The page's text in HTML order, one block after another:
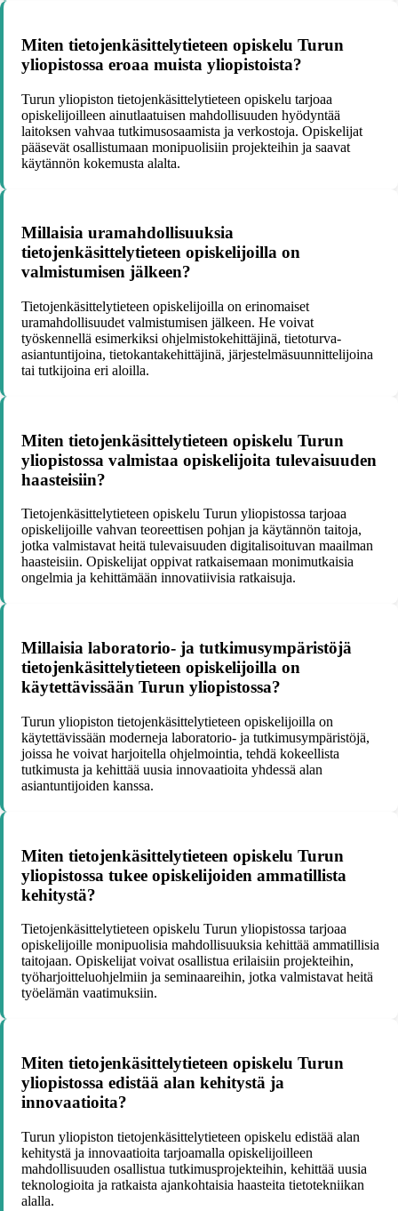
Miten tietojenkäsittelytieteen opiskelu Turun
yliopistossa eroaa muista yliopistoista?
Turun yliopiston tietojenkäsittelytieteen opiskelu tarjoaa
opiskelijoilleen ainutlaatuisen mahdollisuuden hyödyntää
laitoksen vahvaa tutkimusosaamista ja verkostoja. Opiskelijat
pääsevät osallistumaan monipuolisiin projekteihin ja saavat
käytännön kokemusta alalta.
Millaisia uramahdollisuuksia
tietojenkäsittelytieteen opiskelijoilla on
valmistumisen jälkeen?
Tietojenkäsittelytieteen opiskelijoilla on erinomaiset
uramahdollisuudet valmistumisen jälkeen. He voivat
työskennellä esimerkiksi ohjelmistokehittäjinä, tietoturva-
asiantuntijoina, tietokantakehittäjinä, järjestelmäsuunnittelijoina
tai tutkijoina eri aloilla.
Miten tietojenkäsittelytieteen opiskelu Turun
yliopistossa valmistaa opiskelijoita tulevaisuuden
haasteisiin?
Tietojenkäsittelytieteen opiskelu Turun yliopistossa tarjoaa
opiskelijoille vahvan teoreettisen pohjan ja käytännön taitoja,
jotka valmistavat heitä tulevaisuuden digitalisoituvan maailman
haasteisiin. Opiskelijat oppivat ratkaisemaan monimutkaisia
ongelmia ja kehittämään innovatiivisia ratkaisuja.
Millaisia laboratorio- ja tutkimusympäristöjä
tietojenkäsittelytieteen opiskelijoilla on
käytettävissään Turun yliopistossa?
Turun yliopiston tietojenkäsittelytieteen opiskelijoilla on
käytettävissään moderneja laboratorio- ja tutkimusympäristöjä,
joissa he voivat harjoitella ohjelmointia, tehdä kokeellista
tutkimusta ja kehittää uusia innovaatioita yhdessä alan
asiantuntijoiden kanssa.
Miten tietojenkäsittelytieteen opiskelu Turun
yliopistossa tukee opiskelijoiden ammatillista
kehitystä?
Tietojenkäsittelytieteen opiskelu Turun yliopistossa tarjoaa
opiskelijoille monipuolisia mahdollisuuksia kehittää ammatillisia
taitojaan. Opiskelijat voivat osallistua erilaisiin projekteihin,
työharjoitteluohjelmiin ja seminaareihin, jotka valmistavat heitä
työelämän vaatimuksiin.
Miten tietojenkäsittelytieteen opiskelu Turun
yliopistossa edistää alan kehitystä ja
innovaatioita?
Turun yliopiston tietojenkäsittelytieteen opiskelu edistää alan
kehitystä ja innovaatioita tarjoamalla opiskelijoilleen
mahdollisuuden osallistua tutkimusprojekteihin, kehittää uusia
teknologioita ja ratkaista ajankohtaisia haasteita tietotekniikan
alalla.